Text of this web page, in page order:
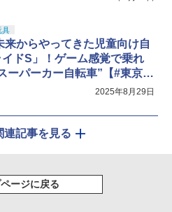
具
来からやってきた児童向け自
ドS」！ゲーム感覚で乗れ
ーパーカー自転車”【#東京お
2025年8月29日
連記事を見る
ページに戻る